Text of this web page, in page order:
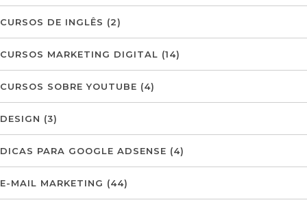
CURSOS DE INGLÊS (2)
CURSOS MARKETING DIGITAL (14)
CURSOS SOBRE YOUTUBE (4)
DESIGN (3)
DICAS PARA GOOGLE ADSENSE (4)
E-MAIL MARKETING (44)